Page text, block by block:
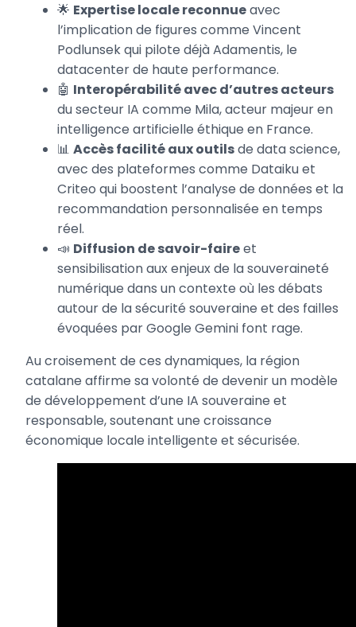
🌟 Expertise locale reconnueavec
l’implication de figures comme Vincent
Podlunsek qui pilote déjà Adamentis, le
datacenter de haute performance.
🤖 Interopérabilité avec d’autres acteurs
du secteur IA comme Mila, acteur majeur en
intelligence artificielle éthique en France.
📊 Accès facilité aux outilsde data science,
avec des plateformes comme Dataiku et
Criteo qui boostent l’analyse de données et la
recommandation personnalisée en temps
réel.
📣 Diffusion de savoir-faireet
sensibilisation aux enjeux de la souveraineté
numérique dans un contexte où les débats
autour de la sécurité souveraine et des failles
évoquées par Google Gemini font rage.
Au croisement de ces dynamiques, la région
catalane affirme sa volonté de devenir un modèle
de développement d’une IA souveraine et
responsable, soutenant une croissance
économique locale intelligente et sécurisée.